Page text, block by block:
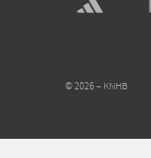
© 2026 – KNHB